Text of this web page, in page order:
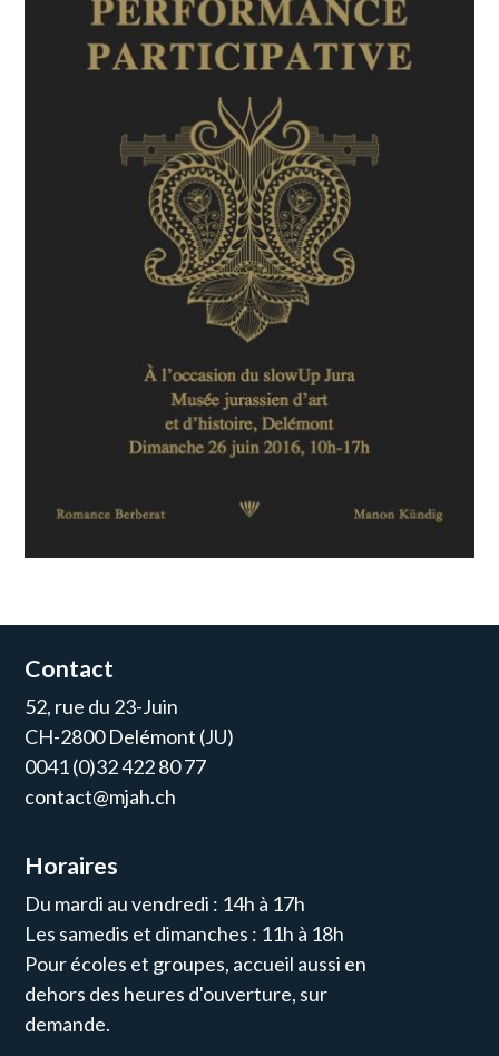
Contact
52, rue du 23-Juin
CH-2800 Delémont (JU)
0041 (0)32 422 80 77
contact@mjah.ch
Horaires
Du mardi au vendredi : 14h à 17h
Les samedis et dimanches : 11h à 18h
Pour écoles et groupes, accueil aussi en
dehors des heures d'ouverture, sur
demande.